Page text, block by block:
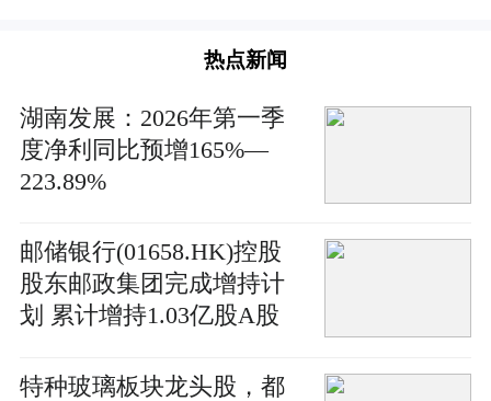
热点新闻
湖南发展：2026年第一季
度净利同比预增165%—
223.89%
邮储银行(01658.HK)控股
股东邮政集团完成增持计
划 累计增持1.03亿股A股
特种玻璃板块龙头股，都